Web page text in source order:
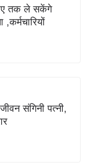
तक ले सकेंगे
संगिनी पत्नी,